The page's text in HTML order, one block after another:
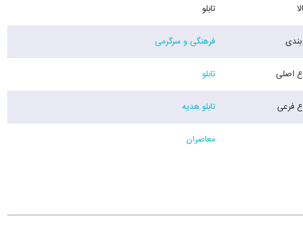
تابلو
فرهنگی و سرگرمی
اصلی تابلو
فرعی تابلو هدیه
معاصران